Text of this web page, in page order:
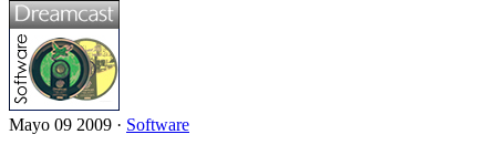
Mayo 09 2009 · Software